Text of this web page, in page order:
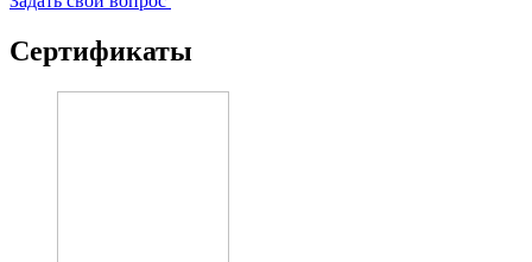
Сертификаты